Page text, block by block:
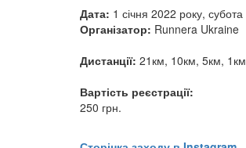
Дата: 1 січня 2022 року, субота
Організатор: Runnera Ukraine
Дистанції: 21км, 10км, 5км, 1км
Вартість реєстрації:
250 грн.